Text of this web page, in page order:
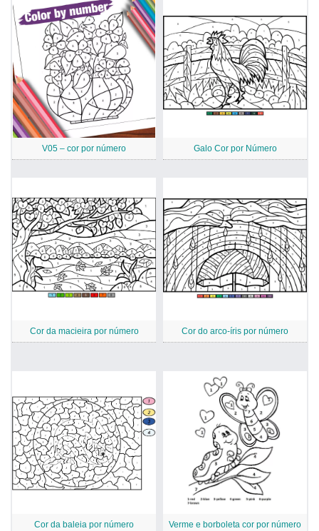
V05 – cor por número Galo Cor por Número
Cor da macieira por número Cor do arco-íris por número
Cor da baleia por número Verme e borboleta cor por número